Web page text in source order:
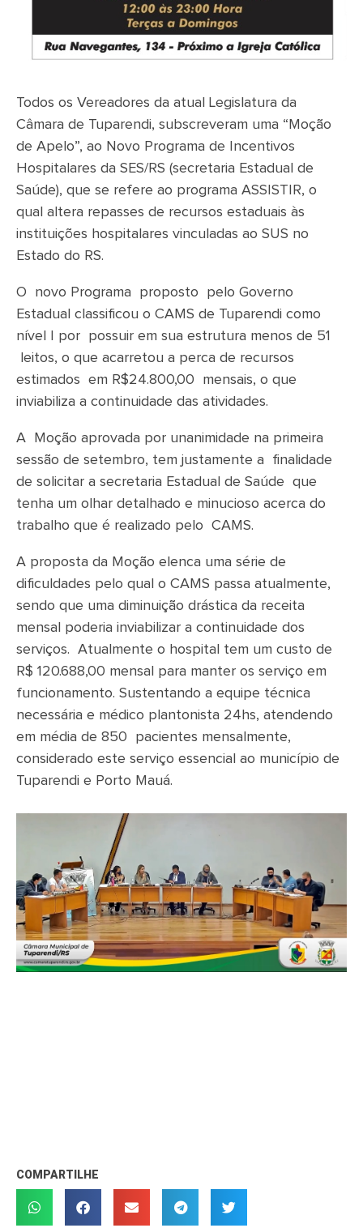
Todos os Vereadores da atual Legislatura da
Câmara de Tuparendi, subscreveram uma “Moção
de Apelo”, ao Novo Programa de Incentivos
Hospitalares da SES/RS (secretaria Estadual de
Saúde), que se refere ao programa ASSISTIR, o
qual altera repasses de recursos estaduais às
instituições hospitalares vinculadas ao SUS no
Estado do RS.
O novo Programa proposto pelo Governo
Estadual classificou o CAMS de Tuparendi como
nível I por possuir em sua estrutura menos de 51
leitos, o que acarretou a perca de recursos
estimados em R$24.800,00 mensais, o que
inviabiliza a continuidade das atividades.
A Moção aprovada por unanimidade na primeira
sessão de setembro, tem justamente a finalidade
de solicitar a secretaria Estadual de Saúde que
tenha um olhar detalhado e minucioso acerca do
trabalho que é realizado pelo CAMS.
A proposta da Moção elenca uma série de
dificuldades pelo qual o CAMS passa atualmente,
sendo que uma diminuição drástica da receita
mensal poderia inviabilizar a continuidade dos
serviços. Atualmente o hospital tem um custo de
R$ 120.688,00 mensal para manter os serviço em
funcionamento. Sustentando a equipe técnica
necessária e médico plantonista 24hs, atendendo
em média de 850 pacientes mensalmente,
considerado este serviço essencial ao município de
Tuparendi e Porto Mauá.
COMPARTILHE